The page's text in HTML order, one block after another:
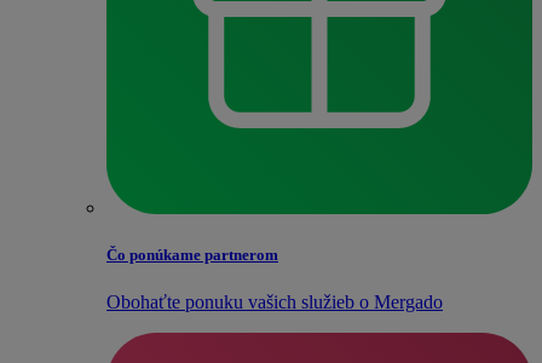
Čo ponúkame partnerom
Obohaťte ponuku vašich služieb o Mergado